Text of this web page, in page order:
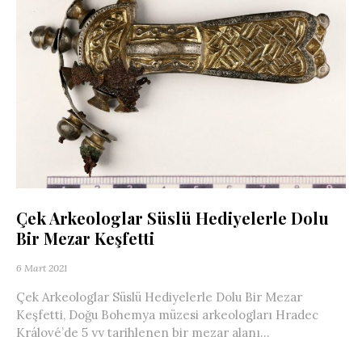
Çek Arkeologlar Süslü Hediyelerle Dolu
Bir Mezar Keşfetti
6 Mart 2021
Çek Arkeologlar Süslü Hediyelerle Dolu Bir Mezar
Keşfetti, Doğu Bohemya müzesi arkeologları Hradec
Králové’de 5 yy tarihlenen bir mezar alanı...